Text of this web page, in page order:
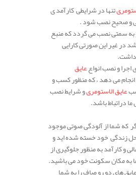
تنها در شرایطی کارآمد ی
و صحیح نصب شود .
به سمتی نصب می گردد که منبع
در غیر این صورتی کارایی
و نصب انواععایق
انجام می دهد ، که منظور کسب و
عایق الاستومریو شرایط نصب
دراتباط باشد.
که شما از آلودگی صوتی موجود
زندگی خود خسته شده اید و
و کارآمد به منظور جلوگیری از
به مکان سکونت خود می باشید.
های دو رو صاف را به شما